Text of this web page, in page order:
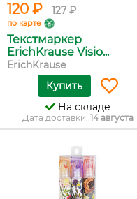
120 ₽ 127 ₽
по карте
Текстмаркер
ErichKrause Visio...
ErichKrause
Купить
На складе
Дата доставки: 14 августа